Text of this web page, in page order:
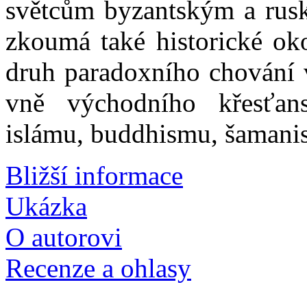
světcům byzantským a
zkoumá také historické
druh paradoxního
vně východního
islámu, buddhismu,
Bližší informace
Ukázka
O autorovi
Recenze a ohlasy